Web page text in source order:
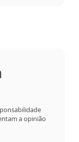
a opinião